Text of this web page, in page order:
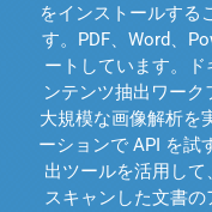
をインストールする
す。PDF、Word、
ートしています。
ンテンツ抽出ワー
大規模な画像解析を
ーションで API を試
出ツールを活用して
スキャンした文書